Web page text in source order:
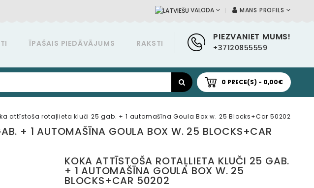
MANS PROFILS
VALODA
PIEZVANIET MUMS!
+37120855559
ĪPAŠAIS PIEDĀVĀJUMS RAKSTI
0 PRECE(S) - 0,00€
attīstoša rotaļlieta kluči 25 gab. + 1 automašīna Goula Box w. 25 Blocks+Car 50202
+ 1 AUTOMAŠĪNA GOULA BOX W. 25 BLOCKS+CAR
KOKA ATTĪSTOŠA ROTAĻLIETA KLUČI 25 GAB.
+ 1 AUTOMAŠĪNA GOULA BOX W. 25
BLOCKS+CAR 50202